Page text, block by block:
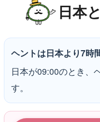
日本
ヘントは日本より7時
日本が09:00のとき、
す。